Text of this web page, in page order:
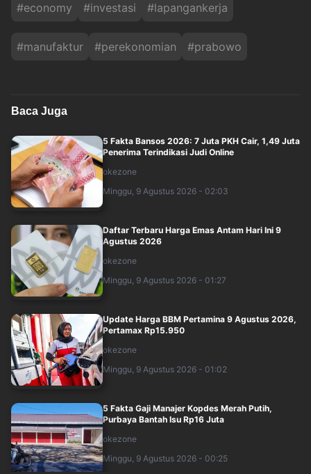
#economy #investasi #lapangankerja
#manufaktur #perekonomian #prabowo
Baca Juga
5 Fakta Bansos 2026: 7 Juta PKH Cair, 1,49 Juta
Penerima Terindikasi Judi Online
okezone
Minggu, 9 Agustus 2026 - 02:03
Daftar Terbaru Harga Emas Antam Hari Ini 9
Agustus 2026
okezone
Minggu, 9 Agustus 2026 - 01:27
Update Harga BBM Pertamina 9 Agustus 2026,
Pertamax Rp15.950
okezone
Minggu, 9 Agustus 2026 - 01:02
5 Fakta Gaji Manajer Kopdes Merah Putih,
Purbaya Bantah Isu Rp16 Juta
okezone
Minggu, 9 Agustus 2026 - 00:25